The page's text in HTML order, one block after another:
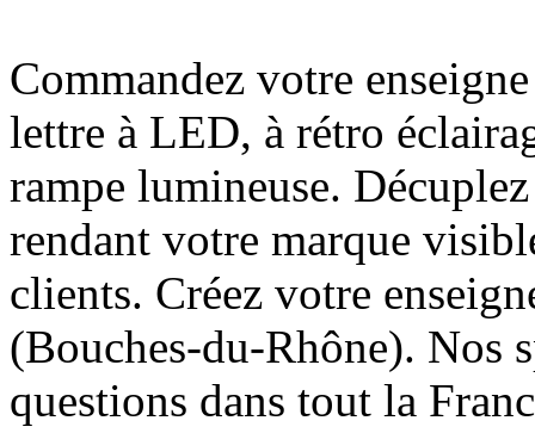
Commandez votre
lettre à LED, à rétro
rampe lumineuse.
rendant votre marque
clients. Créez votre
(Bouches-du-Rhône). Nos
questions dans tout la